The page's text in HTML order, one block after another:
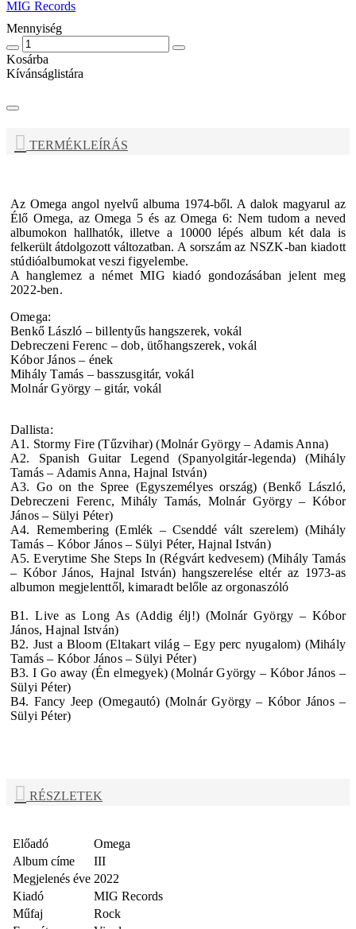
MIG Records
Mennyiség
Kosárba
Kívánságlistára
TERMÉKLEÍRÁS
Az Omega angol nyelvű albuma 1974-ből. A dalok magyarul az
Élő Omega, az Omega 5 és az Omega 6: Nem tudom a neved
albumokon hallhatók, illetve a 10000 lépés album két dala is
felkerült átdolgozott változatban. A sorszám az NSZK-ban kiadott
stúdióalbumokat veszi figyelembe.
A hanglemez a német MIG kiadó gondozásában jelent meg
2022-ben.
Omega:
Benkő László – billentyűs hangszerek, vokál
Debreczeni Ferenc – dob, ütőhangszerek, vokál
Kóbor János – ének
Mihály Tamás – basszusgitár, vokál
Molnár György – gitár, vokál
Dallista:
A1. Stormy Fire (Tűzvihar) (Molnár György – Adamis Anna)
A2. Spanish Guitar Legend (Spanyolgitár-legenda) (Mihály
Tamás – Adamis Anna, Hajnal István)
A3. Go on the Spree (Egyszemélyes ország) (Benkő László,
Debreczeni Ferenc, Mihály Tamás, Molnár György – Kóbor
János – Sülyi Péter)
A4. Remembering (Emlék – Csenddé vált szerelem) (Mihály
Tamás – Kóbor János – Sülyi Péter, Hajnal István)
A5. Everytime She Steps In (Régvárt kedvesem) (Mihály Tamás
– Kóbor János, Hajnal István) hangszerelése eltér az 1973-as
albumon megjelenttől, kimaradt belőle az orgonaszóló
B1. Live as Long As (Addig élj!) (Molnár György – Kóbor
János, Hajnal István)
B2. Just a Bloom (Eltakart világ – Egy perc nyugalom) (Mihály
Tamás – Kóbor János – Sülyi Péter)
B3. I Go away (Én elmegyek) (Molnár György – Kóbor János –
Sülyi Péter)
B4. Fancy Jeep (Omegautó) (Molnár György – Kóbor János –
Sülyi Péter)
RÉSZLETEK
Előadó
Omega
Album címe
III
Megjelenés éve 2022
Kiadó
MIG Records
Műfaj
Rock